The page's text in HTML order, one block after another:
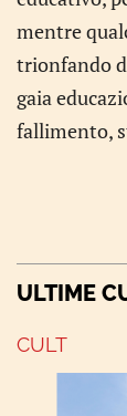
mentre
trionfando
gaia
fallimento,
ULTIME
CULT